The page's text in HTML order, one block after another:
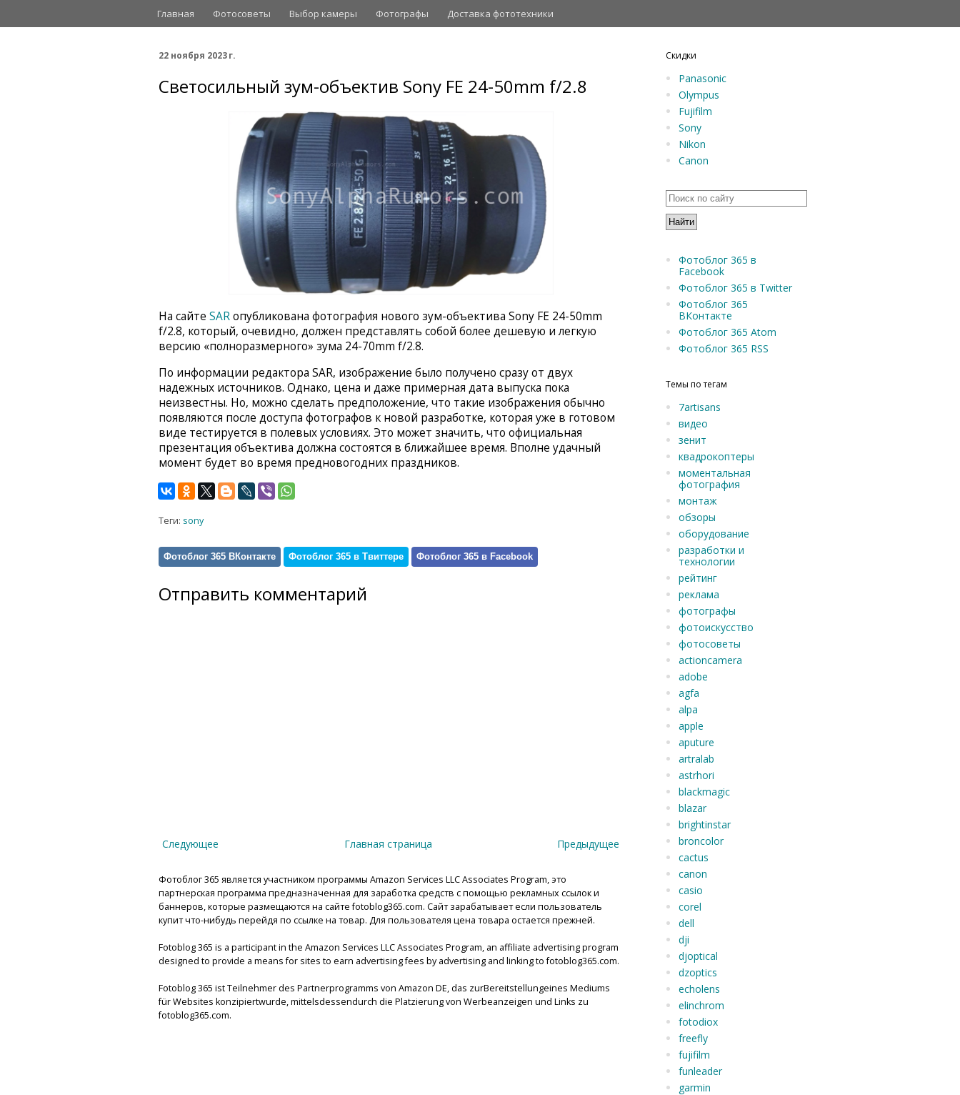
Главная Фотосоветы Выбор камеры Фотографы Доставка фототехники
22 ноября 2023 г.
Светосильный зум-объектив Sony FE 24-50mm f/2.8
На сайте SARопубликована фотография нового зум-объектива Sony FE 24-50mm
f/2.8, который, очевидно, должен представлять собой более дешевую и легкую
версию «полноразмерного» зума 24-70mm f/2.8.
По информации редактора SAR, изображение было получено сразу от двух
надежных источников. Однако, цена и даже примерная дата выпуска пока
неизвестны. Но, можно сделать предположение, что такие изображения обычно
появляются после доступа фотографов к новой разработке, которая уже в готовом
виде тестируется в полевых условиях. Это может значить, что официальная
презентация объектива должна состоятся в ближайшее время. Вполне удачный
момент будет во время предновогодних праздников.
Теги: sony
Фотоблог 365 ВКонтакте Фотоблог 365 в Твиттере Фотоблог 365 в Facebook
Отправить комментарий
Следующее Предыдущее
Главная страница
Фотоблог 365 является участником программы Amazon Services LLC Associates Program, это
партнерская программа предназначенная для заработка средств с помощью рекламных ссылок и
баннеров, которые размещаются на сайте fotoblog365.com. Сайт зарабатывает если пользователь
купит что-нибудь перейдя по ссылке на товар. Для пользователя цена товара остается прежней.
Fotoblog 365 is a participant in the Amazon Services LLC Associates Program, an affiliate advertising program
designed to provide a means for sites to earn advertising fees by advertising and linking to fotoblog365.com.
Fotoblog 365 ist Teilnehmer des Partnerprogramms von Amazon DE, das zurBereitstellungeines Mediums
für Websites konzipiertwurde, mittelsdessendurch die Platzierung von Werbeanzeigen und Links zu
fotoblog365.com.
Скидки
Panasonic
Olympus
Fujifilm
Sony
Nikon
Canon
Фотоблог 365 в
Facebook
Фотоблог 365 в Twitter
Фотоблог 365
ВКонтакте
Фотоблог 365 Atom
Фотоблог 365 RSS
Темы по тегам
7artisans
видео
зенит
квадрокоптеры
моментальная
фотография
монтаж
обзоры
оборудование
разработки и
технологии
рейтинг
реклама
фотографы
фотоискусство
фотосоветы
actioncamera
adobe
agfa
alpa
apple
aputure
artralab
astrhori
blackmagic
blazar
brightinstar
broncolor
cactus
canon
casio
corel
dell
dji
djoptical
dzoptics
echolens
elinchrom
fotodiox
freefly
fujifilm
funleader
garmin